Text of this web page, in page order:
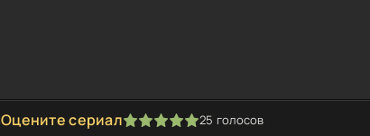
Оцените сериал
1 2 3 4 5 25 голосов